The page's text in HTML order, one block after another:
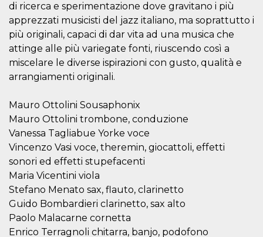
di ricerca e sperimentazione dove gravitano i più
apprezzati musicisti del jazz italiano, ma soprattutto i
più originali, capaci di dar vita ad una musica che
attinge alle più variegate fonti, riuscendo così a
miscelare le diverse ispirazioni con gusto, qualità e
arrangiamenti originali.
Mauro Ottolini Sousaphonix
Mauro Ottolini trombone, conduzione
Vanessa Tagliabue Yorke voce
Vincenzo Vasi voce, theremin, giocattoli, effetti
sonori ed effetti stupefacenti
Maria Vicentini viola
Stefano Menato sax, flauto, clarinetto
Guido Bombardieri clarinetto, sax alto
Paolo Malacarne cornetta
Enrico Terragnoli chitarra, banjo, podofono
sitio, pero un
buen ejemplo es
mantener un
estado de inicio
de sesión para
un usuario entre
páginas.
m
m.stripe.com
facilitando el
CookieScriptConsent
CookieScript
oooh.events
días